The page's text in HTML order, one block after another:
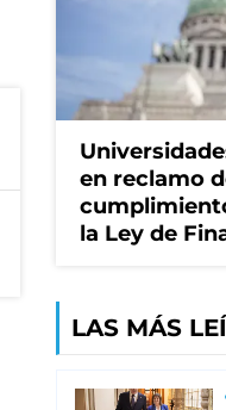
en reclamo
la Ley de
LAS MÁS